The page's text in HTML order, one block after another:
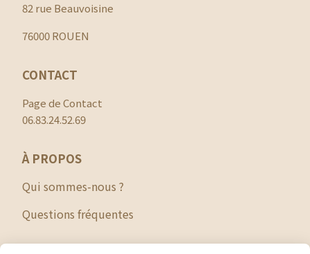
82 rue Beauvoisine
76000 ROUEN
CONTACT
Page de Contact
06.83.24.52.69
À PROPOS
Qui sommes-nous ?
Questions fréquentes